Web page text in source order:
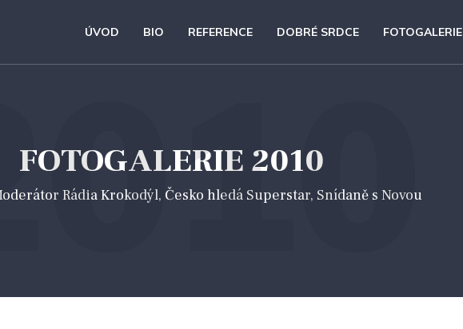
ÚVOD BIO REFERENCE DOBRÉ SRDCE FOTOGALERIE
FOTOGALERIE 2010
Rádia Krokodýl, Česko hledá Superstar, Snídaně s Novou